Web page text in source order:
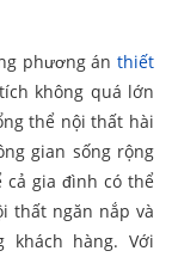
phương án thiết
không quá lớn
thể nội thất hài
gian sống rộng
cả gia đình có thể
thất ngăn nắp và
hàng. Với